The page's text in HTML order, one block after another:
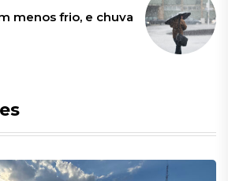
menos frio, e chuva